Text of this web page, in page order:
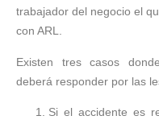
trabajador del negocio el
con ARL.
Existen tres casos
deberá responder por las
Si el accidente es